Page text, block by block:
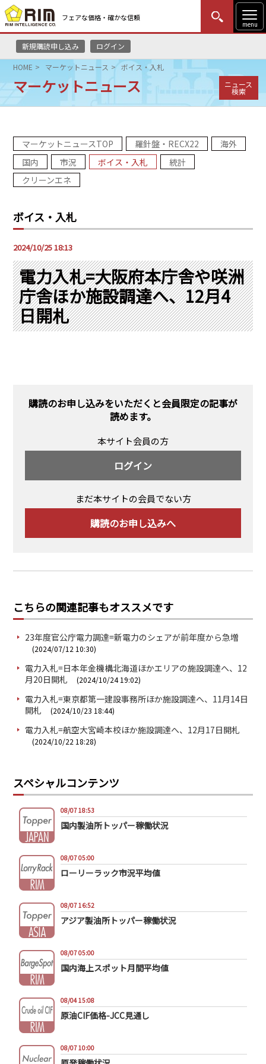
フェアな価格・確かな信頼
menu
新規購読申し込み ログイン
MENU
はじめての方
HOME
リムレポート
メソドロジー
コンサルティング
PRA原則
Q & A
会社概要
お問い合わせ
English Website
瑞姆亜太能源諮問(北京)
Rim Energy Media(韓国語)
HOME マーケットニュース ボイス・入札
マーケットニュース ニュース
検索
マーケットニュースTOP 羅針盤・RECX22
海外
国内
市況 ボイス・入札
統計
クリーンエネ
ボイス・入札
2024/10/25 18:13
電力入札=大阪府本庁舎や咲洲
庁舎ほか施設調達へ、12月4
日開札
購読のお申し込みをいただくと会員限定の記事が
読めます。
本サイト会員の方
ログイン
まだ本サイトの会員でない方
購読のお申し込みへ
こちらの関連記事もオススメです
23年度官公庁電力調達=新電力のシェアが前年度から急増
(2024/07/12 10:30)
電力入札=日本年金機構北海道ほかエリアの施設調達へ、12
月20日開札
(2024/10/24 19:02)
電力入札=東京都第一建設事務所ほか施設調達へ、11月14日
開札
(2024/10/23 18:44)
電力入札=航空大宮崎本校ほか施設調達へ、12月17日開札
(2024/10/22 18:28)
スペシャルコンテンツ
08/07 18:53
国内製油所トッパー稼働状況
08/07 05:00
ローリーラック市況平均値
08/07 16:52
アジア製油所トッパー稼働状況
08/07 05:00
国内海上スポット月間平均値
08/04 15:08
原油CIF価格-JCC見通し
08/07 10:00